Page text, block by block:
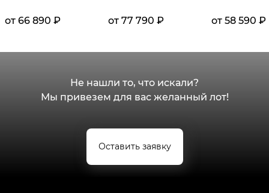
от 66 890 ₽ от 77 790 ₽ от 58 590 ₽
Не нашли то, что искали?
Мы привезем для вас желанный лот!
Оставить заявку